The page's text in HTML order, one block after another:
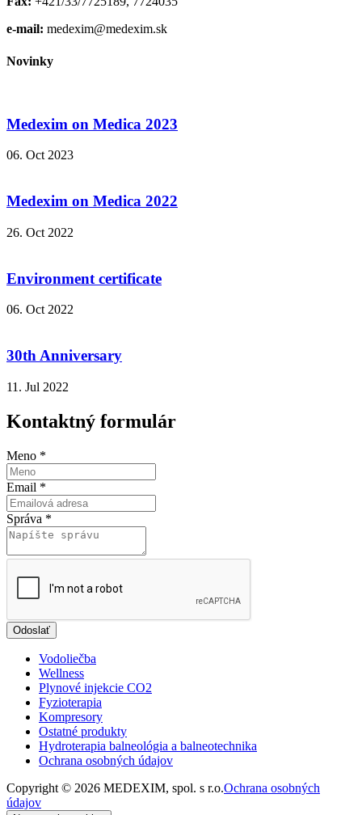
e-mail: medexim@medexim.sk
Novinky
Medexim on Medica 2023
06. Oct 2023
Medexim on Medica 2022
26. Oct 2022
Environment certificate
06. Oct 2022
30th Anniversary
11. Jul 2022
Kontaktný formulár
Meno *
Email *
Správa *
Odoslať
Vodoliečba
Wellness
Plynové injekcie CO2
Fyzioterapia
Kompresory
Ostatné produkty
Hydroterapia balneológia a balneotechnika
Ochrana osobných údajov
Copyright © 2026 MEDEXIM, spol. s r.o.Ochrana osobných
údajov